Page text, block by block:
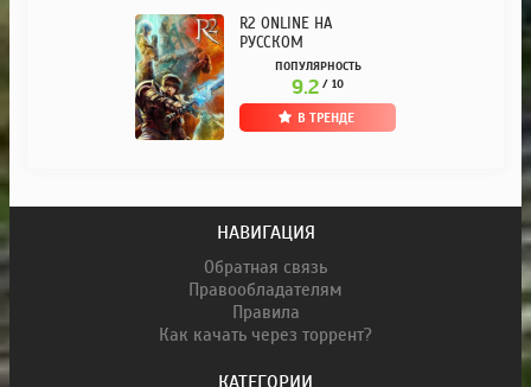
R2 ONLINE НА
РУССКОМ
ПОПУЛЯРНОСТЬ
9.2 / 10
В ТРЕНДЕ
НАВИГАЦИЯ
Обратная связь
Правообладателям
Правила
Как качать через торрент?
КАТЕГОРИИ